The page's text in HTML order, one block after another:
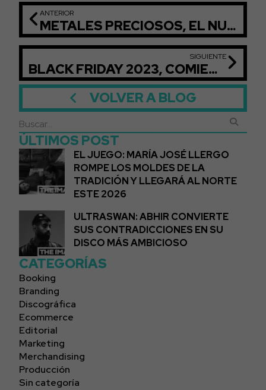
ANTERIOR
METALES PRECIOSOS, EL NUEVO SELLO DISCOGRÁFICO DE CHARLIE SÁNCHEZ & MABEL CASAS
SIGUIENTE
BLACK FRIDAY 2023, COMIENZA LA CAMPAÑA CON LAS OFERTAS MÁS ESPERADAS
VOLVER A BLOG
ÚLTIMOS POST
EL JUEGO: MARÍA JOSÉ LLERGO
ROMPE LOS MOLDES DE LA
TRADICIÓN Y LLEGARÁ AL NORTE
ESTE 2026
ULTRASWAN: ABHIR CONVIERTE
SUS CONTRADICCIONES EN SU
DISCO MÁS AMBICIOSO
CATEGORÍAS
Booking
Branding
Discográfica
Ecommerce
Editorial
Marketing
Merchandising
Producción
Sin categoría